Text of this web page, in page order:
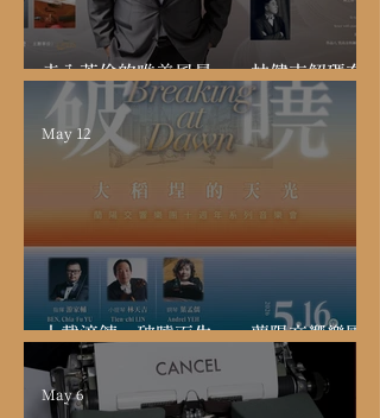
走入英倫的唯美風景——林健吉解碼奎
爾特不直白的浪漫
十載淬鍊，破曉而生——蘭陽交響樂團
十週年，重現臺灣史詩《大稻埕的天光》
May 12
May 6